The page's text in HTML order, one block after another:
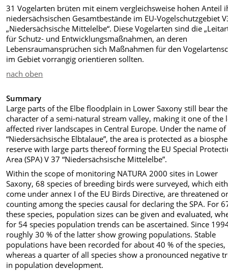
31 Vogelarten brüten mit einem vergleichsweise hohen Anteil
niedersächsischen Gesamtbestände im EU-Vogelschutzgebiet
„Niedersächsische Mittelelbe“. Diese Vogelarten sind die
für Schutz- und Entwicklungsmaßnahmen, an deren
Lebensraumansprüchen sich Maßnahmen für den
im Gebiet vorrangig orientieren sollten.
nach oben
Summary
Large parts of the Elbe floodplain in Lower Saxony still bear the
character of a semi-natural stream valley, making it one of the
affected river landscapes in Central Europe. Under the name of
“Niedersächsische Elbtalaue”, the area is protected as a
reserve with large parts thereof forming the EU Special
Area (SPA) V 37 “Niedersächsische Mittelelbe”.
Within the scope of monitoring NATURA 2000 sites in Lower
Saxony, 68 species of breeding birds were surveyed, which
come under annex I of the EU Birds Directive, are threatened
counting among the species causal for declaring the SPA. For
these species, population sizes can be given and evaluated,
for 54 species population trends can be ascertained. Since
roughly 30 % of the latter show growing populations. Stable
populations have been recorded for about 40 % of the species,
whereas a quarter of all species show a pronounced negative
in population development.